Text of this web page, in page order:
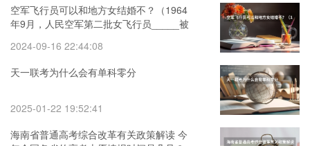
空军飞行员可以和地方女结婚不？（1964
年9月，人民空军第二批女飞行员_____被
2024-09-16 22:44:08
天一联考为什么会有单科零分
2025-01-22 19:52:41
海南省普通高考综合改革有关政策解读 今